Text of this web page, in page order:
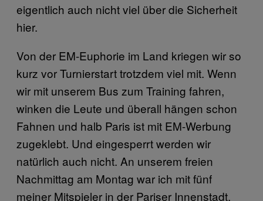
eigentlich auch nicht viel über die Sicherheit
hier.
Von der EM-Euphorie im Land kriegen wir so
kurz vor Turnierstart trotzdem viel mit. Wenn
wir mit unserem Bus zum Training fahren,
winken die Leute und überall hängen schon
Fahnen und halb Paris ist mit EM-Werbung
zugeklebt. Und eingesperrt werden wir
natürlich auch nicht. An unserem freien
Nachmittag am Montag war ich mit fünf
meiner Mitspieler in der Pariser Innenstadt.